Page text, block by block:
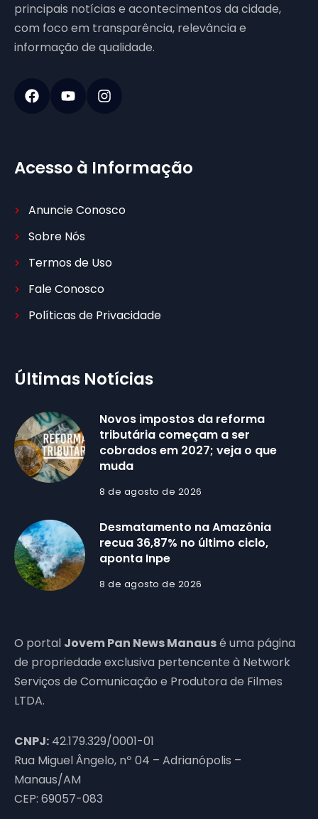
principais notícias e acontecimentos da cidade,
com foco em transparência, relevância e
informação de qualidade.
Acesso à Informação
Anuncie Conosco
Sobre Nós
Termos de Uso
Fale Conosco
Políticas de Privacidade
Últimas Notícias
Novos impostos da reforma
tributária começam a ser
cobrados em 2027; veja o que
muda
8 de agosto de 2026
Desmatamento na Amazônia
recua 36,87% no último ciclo,
aponta Inpe
8 de agosto de 2026
O portal Jovem Pan News Manausé uma página
de propriedade exclusiva pertencente à Network
Serviços de Comunicação e Produtora de Filmes
LTDA.
CNPJ: 42.179.329/0001-01
Rua Miguel Ângelo, nº 04 – Adrianópolis –
Manaus/AM
CEP: 69057-083